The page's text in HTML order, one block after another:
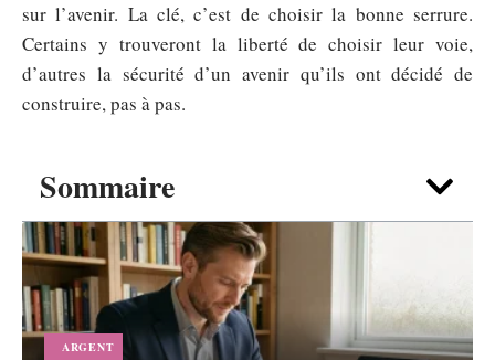
Sommaire
ARGENT
sur l’avenir. La clé, c’est de choisir la bonne serrure.
Certains y trouveront la liberté de choisir leur voie,
d’autres la sécurité d’un avenir qu’ils ont décidé de
construire, pas à pas.